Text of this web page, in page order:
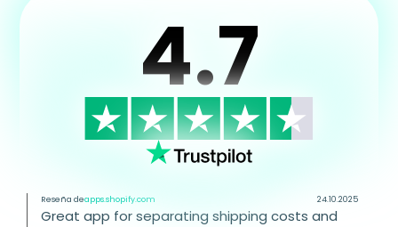
Consentimiento
Doy mi consentimiento para el tratamiento
de mis datos personales con el fin de
gestionar mi consulta y recibir una
respuesta.
4.7
Reseña deapps.shopify.com 24.10.2025
Great app for separating shipping costs and